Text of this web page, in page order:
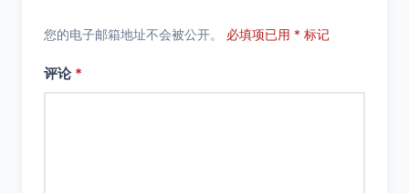
您的电子邮箱地址不会被公开。 必填项已用 * 标记
评论 *